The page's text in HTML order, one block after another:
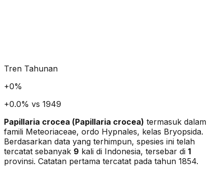
Tren Tahunan
+0%
+0.0% vs 1949
Papillaria crocea (Papillaria crocea) termasuk dalam
famili Meteoriaceae, ordo Hypnales, kelas Bryopsida.
Berdasarkan data yang terhimpun, spesies ini telah
tercatat sebanyak 9 kali di Indonesia, tersebar di 1
provinsi. Catatan pertama tercatat pada tahun 1854.